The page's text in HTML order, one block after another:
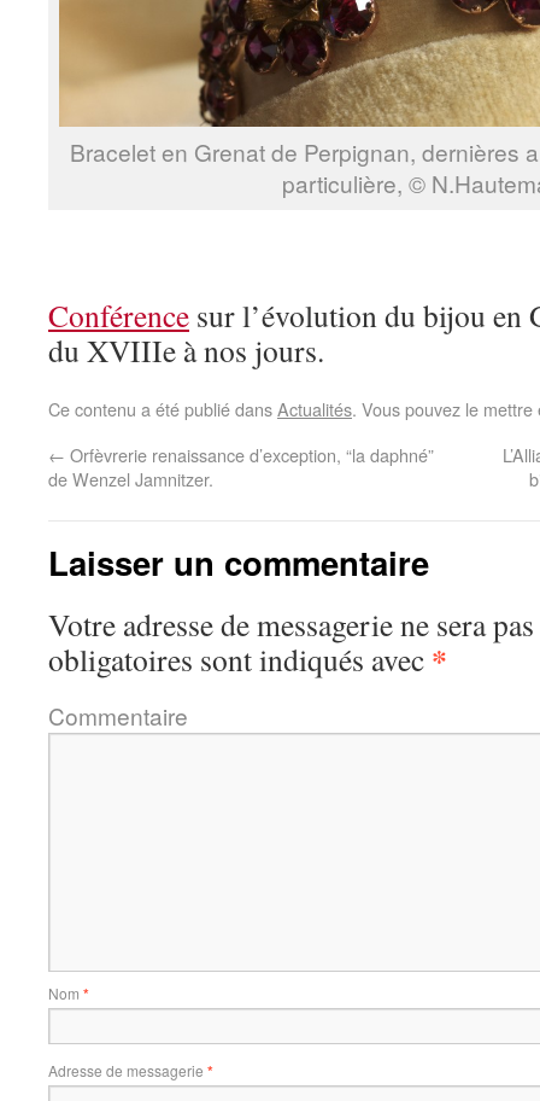
Bracelet en Grenat de Perpignan, dernières
particulière, ©
Conférence sur l’évolution du bijou en
du XVIIIe à nos jours.
Ce contenu a été publié dansActualités. Vous pouvez le
← Orfèvrerie renaissance d’exception, “la daphné”
de Wenzel Jamnitzer.
Laisser un commentaire
Votre adresse de messagerie ne sera
obligatoires sont indiqués avec *
Commentaire
Nom *
Adresse de messagerie *